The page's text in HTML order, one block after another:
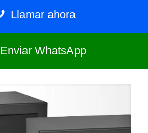
Llamar ahora
Enviar WhatsApp